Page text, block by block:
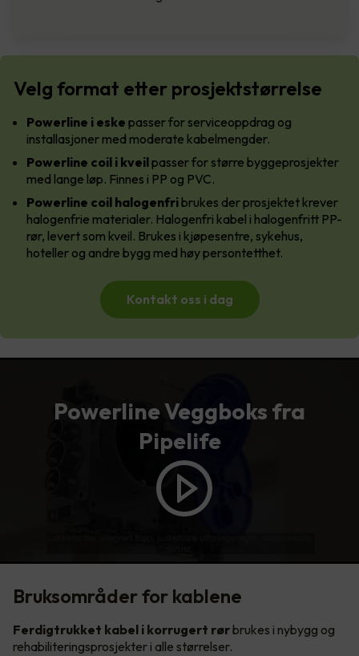
Velg format etter prosjektstørrelse
Powerline i eske passer for serviceoppdrag og
installasjoner med moderate kabelmengder.
Powerline coil i kveilpasser for større byggeprosjekter
med lange løp. Finnes i PP og PVC.
Powerline coil halogenfribrukes der prosjektet krever
halogenfrie materialer. Halogenfri kabel i halogenfritt PP-
rør, levert som kveil. Brukes i kjøpesentre, sykehus,
hoteller og andre bygg med høy persontetthet.
Kontakt oss i dag
Powerline Veggboks fra
Pipelife
Bruksområder for kablene
Ferdigtrukket kabel i korrugert rørbrukes i nybygg og
rehabiliteringsprosjekter i alle størrelser.